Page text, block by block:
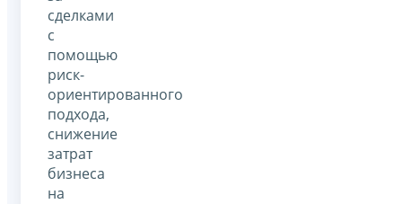
сделками
с
помощью
риск-
ориентированного
подхода,
снижение
затрат
бизнеса
на